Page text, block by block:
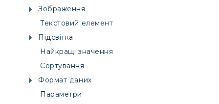
Зображення
Текстовий елемент
Підсвітка
Найкращі значення
Сортування
Формат даних
Параметри